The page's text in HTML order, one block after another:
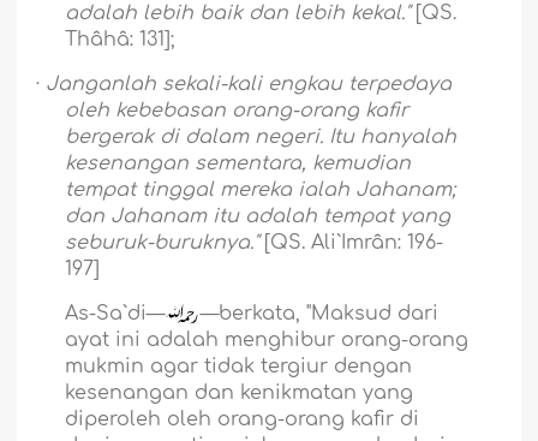
adalah lebih baik dan lebih kekal."[QS.
Thâhâ: 131];
· Janganlah sekali-kali engkau terpedaya
oleh kebebasan orang-orang kafir
bergerak di dalam negeri. Itu hanyalah
kesenangan sementara, kemudian
tempat tinggal mereka ialah Jahanam;
dan Jahanam itu adalah tempat yang
seburuk-buruknya."[QS. Ali`Imrân: 196-
197]
As-Sa`di—
—berkata, "Maksud dari
ayat ini adalah menghibur orang-orang
mukmin agar tidak tergiur dengan
kesenangan dan kenikmatan yang
diperoleh oleh orang-orang kafir di